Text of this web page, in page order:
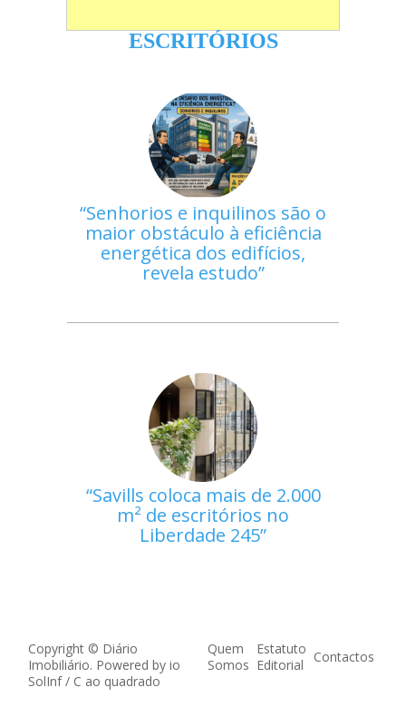
ESCRITÓRIOS
Senhorios e inquilinos são o
maior obstáculo à eficiência
energética dos edifícios,
revela estudo
Savills coloca mais de 2.000
m² de escritórios no
Liberdade 245
Copyright © Diário
Imobiliário. Powered by io
SolInf/ C ao quadrado
Quem
Somos
Estatuto
Editorial
Contactos